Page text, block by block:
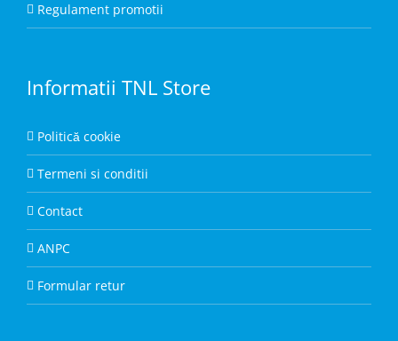
Regulament promotii
Informatii TNL Store
Politică cookie
Termeni si conditii
Contact
ANPC
Formular retur